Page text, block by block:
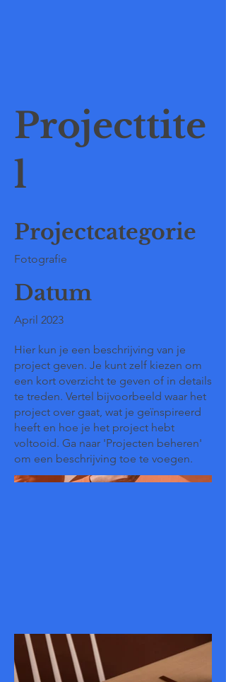
Projecttite
l
Projectcategorie
Fotografie
Datum
April 2023
Hier kun je een beschrijving van je
project geven. Je kunt zelf kiezen om
een kort overzicht te geven of in details
te treden. Vertel bijvoorbeeld waar het
project over gaat, wat je geïnspireerd
heeft en hoe je het project hebt
voltooid. Ga naar 'Projecten beheren'
om een beschrijving toe te voegen.